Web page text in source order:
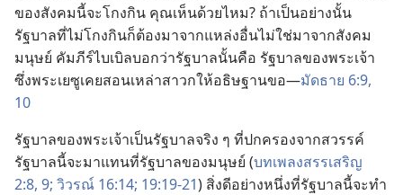
ของสังคมนี้จะโกงกิน คุณเห็นด้วยไหม? ถ้าเป็นอย่างนั้น
รัฐบาลที่ไม่โกงกินก็ต้องมาจากแหล่งอื่นไม่ใช่มาจากสังคม
มนุษย์ คัมภีร์ไบเบิลบอกว่ารัฐบาลนั้นคือ รัฐบาลของพระเจ้า
ซึ่งพระเยซูเคยสอนเหล่าสาวกให้อธิษฐานขอ—มัดธาย 6:9,
10
รัฐบาลของพระเจ้าเป็นรัฐบาลจริง ๆ ที่ปกครองจากสวรรค์
รัฐบาลนี้จะมาแทนที่รัฐบาลของมนุษย์ (บทเพลงสรรเสริญ
2:8, 9; วิวรณ์ 16:14; 19:19-21) สิ่งดีอย่างหนึ่งที่รัฐบาลนี้จะทำ